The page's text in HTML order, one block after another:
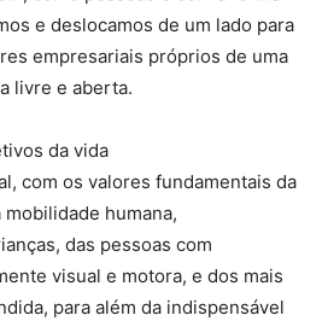
e deslocamos de um lado para
empresariais próprios de uma
livre e aberta.
da vida
com os valores fundamentais da
humana,
das pessoas com
visual e motora, e dos mais
para além da indispensável